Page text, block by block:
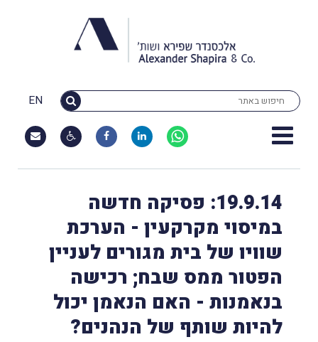
EN
19.9.14: פסיקה חדשה
במיסוי מקרקעין - הערכת
שוויו של בית מגורים לעניין
הפטור ממס שבח; רכישה
בנאמנות - האם הנאמן יכול
להיות שותף של הנהנים?